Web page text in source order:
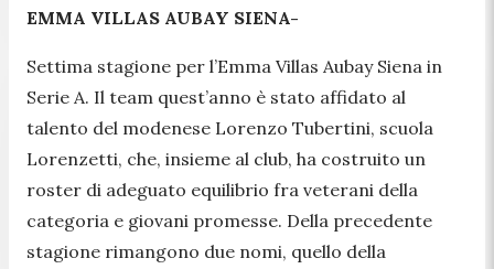
EMMA VILLAS AUBAY SIENA-
Settima stagione per l’Emma Villas Aubay Siena in
Serie A. Il team quest’anno è stato affidato al
talento del modenese Lorenzo Tubertini, scuola
Lorenzetti, che, insieme al club, ha costruito un
roster di adeguato equilibrio fra veterani della
categoria e giovani promesse. Della precedente
stagione rimangono due nomi, quello della